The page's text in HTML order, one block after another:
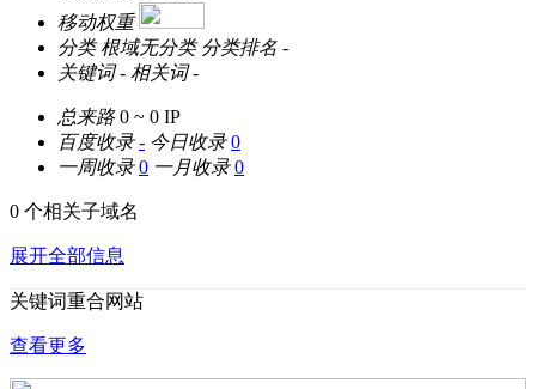
移动权重
分类 根域无分类 分类排名 -
关键词 - 相关词 -
总来路 0 ~ 0 IP
百度收录 - 今日收录 0
一周收录 0 一月收录 0
0 个相关子域名
展开全部信息
关键词重合网站
查看更多